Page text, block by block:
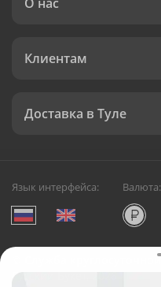
Клиентам
Доставка в Туле
Язык интерфейса: Валюта:
Служба
Русский Букет, 2026